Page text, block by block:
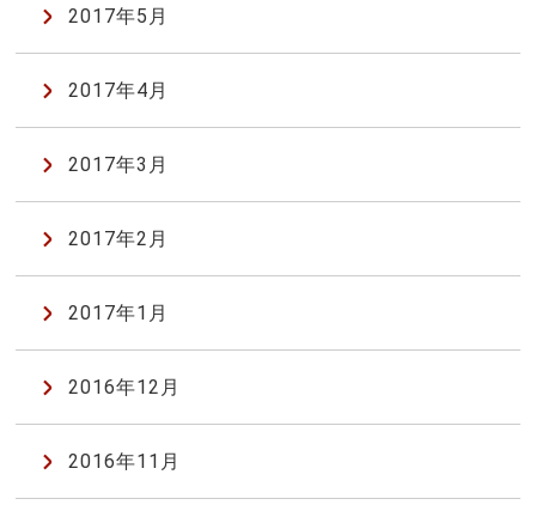
2017年5月
2017年4月
2017年3月
2017年2月
2017年1月
2016年12月
2016年11月